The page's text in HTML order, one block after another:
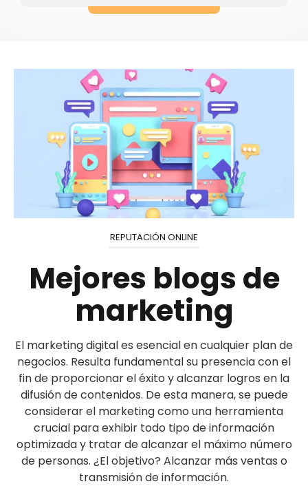
REPUTACIÓN ONLINE
Mejores blogs de
marketing
El marketing digital es esencial en cualquier plan de
negocios. Resulta fundamental su presencia con el
fin de proporcionar el éxito y alcanzar logros en la
difusión de contenidos. De esta manera, se puede
considerar el marketing como una herramienta
crucial para exhibir todo tipo de información
optimizada y tratar de alcanzar el máximo número
de personas. ¿El objetivo? Alcanzar más ventas o
transmisión de información.